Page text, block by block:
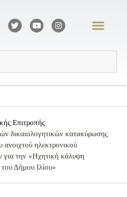
Επιτροπής
δικαιολογητικών κατακύρωσης
ανοιχτού ηλεκτρονικού
για την «Ηχητική κάλυψη
Δήμου Ιλίου»